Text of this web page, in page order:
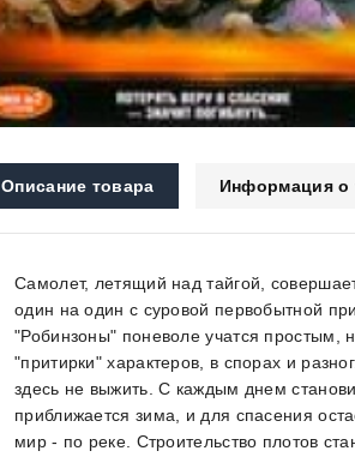
Описание товара Информация о
Самолет, летящий над тайгой,
один на один с суровой первобытной
"Робинзоны" поневоле учатся простым,
"притирки" характеров, в спорах и
здесь не выжить. С каждым днем
приближается зима, и для спасения
мир - по реке. Строительство плотов